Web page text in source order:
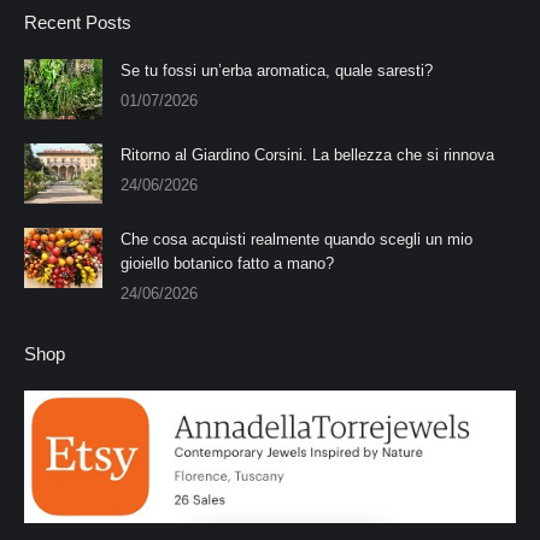
Recent Posts
Se tu fossi un’erba aromatica, quale saresti?
01/07/2026
Ritorno al Giardino Corsini. La bellezza che si rinnova
24/06/2026
Che cosa acquisti realmente quando scegli un mio
gioiello botanico fatto a mano?
24/06/2026
Shop